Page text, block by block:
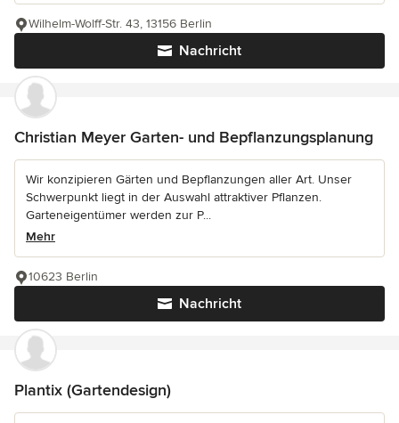
Nachricht
Wilhelm-Wolff-Str. 43, 13156 Berlin
Christian Meyer Garten- und Bepflanzungsplanung
Wir konzipieren Gärten und Bepflanzungen aller Art. Unser
Schwerpunkt liegt in der Auswahl attraktiver Pflanzen.
Garteneigentümer werden zur P...
Mehr
Nachricht
10623 Berlin
Plantix (Gartendesign)